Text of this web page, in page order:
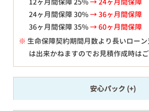
24ヶ月間保障 30%→ 36ヶ月間保障
36ヶ月間保障 35%→ 60ヶ月間保障
※ 生命保障契約期間月数より長いロー
は出来かねますのでお見積作成時は
安心パック